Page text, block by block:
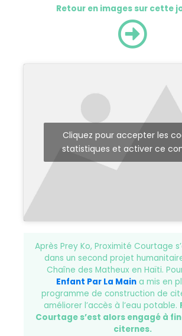
Retour en images sur cette
Cliquez pour accepter les
statistiques et activer ce
Après Prey Ko, Proximité Courtage
dans un second projet
Chaîne des Matheux en Haïti.
Enfant Par La Maina mis en
programme de construction de
améliorer l’accès à l’eau potable.
Courtage s’est alors engagé à
citernes.